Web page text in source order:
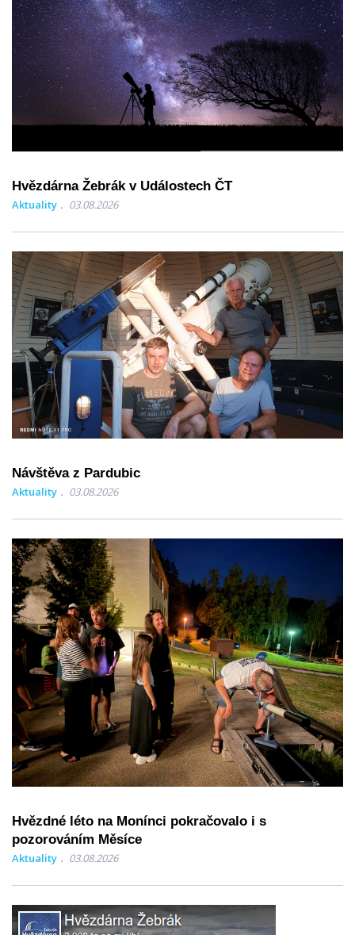
Hvězdárna Žebrák v Událostech ČT
Aktuality 03.08.2026
Návštěva z Pardubic
Aktuality 03.08.2026
Hvězdné léto na Monínci pokračovalo i s
pozorováním Měsíce
Aktuality 03.08.2026